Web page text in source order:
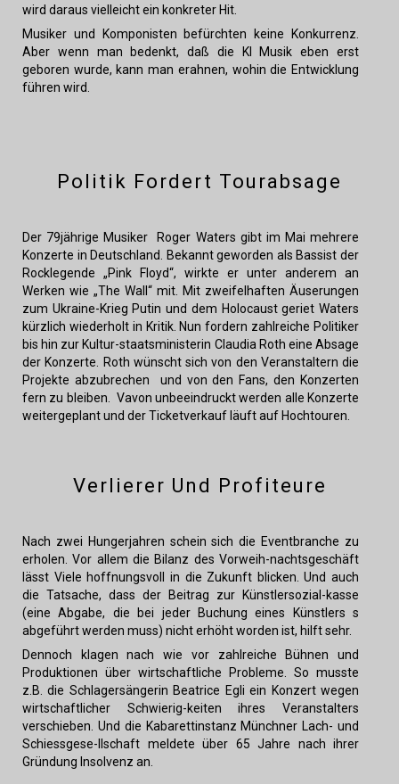
wird daraus vielleicht ein konkreter Hit.
Musiker und Komponisten befürchten keine Konkurrenz.
Aber wenn man bedenkt, daß die KI Musik eben erst
geboren wurde, kann man erahnen, wohin die Entwicklung
führen wird.
Politik Fordert Tourabsage
Der 79jährige Musiker Roger Waters gibt im Mai mehrere
Konzerte in Deutschland. Bekannt geworden als Bassist der
Rocklegende „Pink Floyd“, wirkte er unter anderem an
Werken wie „The Wall“ mit. Mit zweifelhaften Äuserungen
zum Ukraine-Krieg Putin und dem Holocaust geriet Waters
kürzlich wiederholt in Kritik. Nun fordern zahlreiche Politiker
bis hin zur Kultur-staatsministerin Claudia Roth eine Absage
der Konzerte. Roth wünscht sich von den Veranstaltern die
Projekte abzubrechen und von den Fans, den Konzerten
fern zu bleiben. Vavon unbeeindruckt werden alle Konzerte
weitergeplant und der Ticketverkauf läuft auf Hochtouren.
Verlierer Und Profiteure
Nach zwei Hungerjahren schein sich die Eventbranche zu
erholen.Vor allem die Bilanz des Vorweih-nachtsgeschäft
lässt Viele hoffnungsvoll in die Zukunft blicken. Und auch
die Tatsache, dass der Beitrag zur Künstlersozial-kasse
(eine Abgabe, die bei jeder Buchung eines Künstlers s
abgeführt werden muss) nicht erhöht worden ist, hilft sehr.
Dennoch klagen nach wie vor zahlreiche Bühnen und
Produktionen über wirtschaftliche Probleme. So musste
z.B. die Schlagersängerin Beatrice Egli ein Konzert wegen
wirtschaftlicher Schwierig-keiten ihres Veranstalters
verschieben. Und die Kabarettinstanz Münchner Lach- und
Schiessgese-llschaft meldete über 65 Jahre nach ihrer
Gründung Insolvenz an.